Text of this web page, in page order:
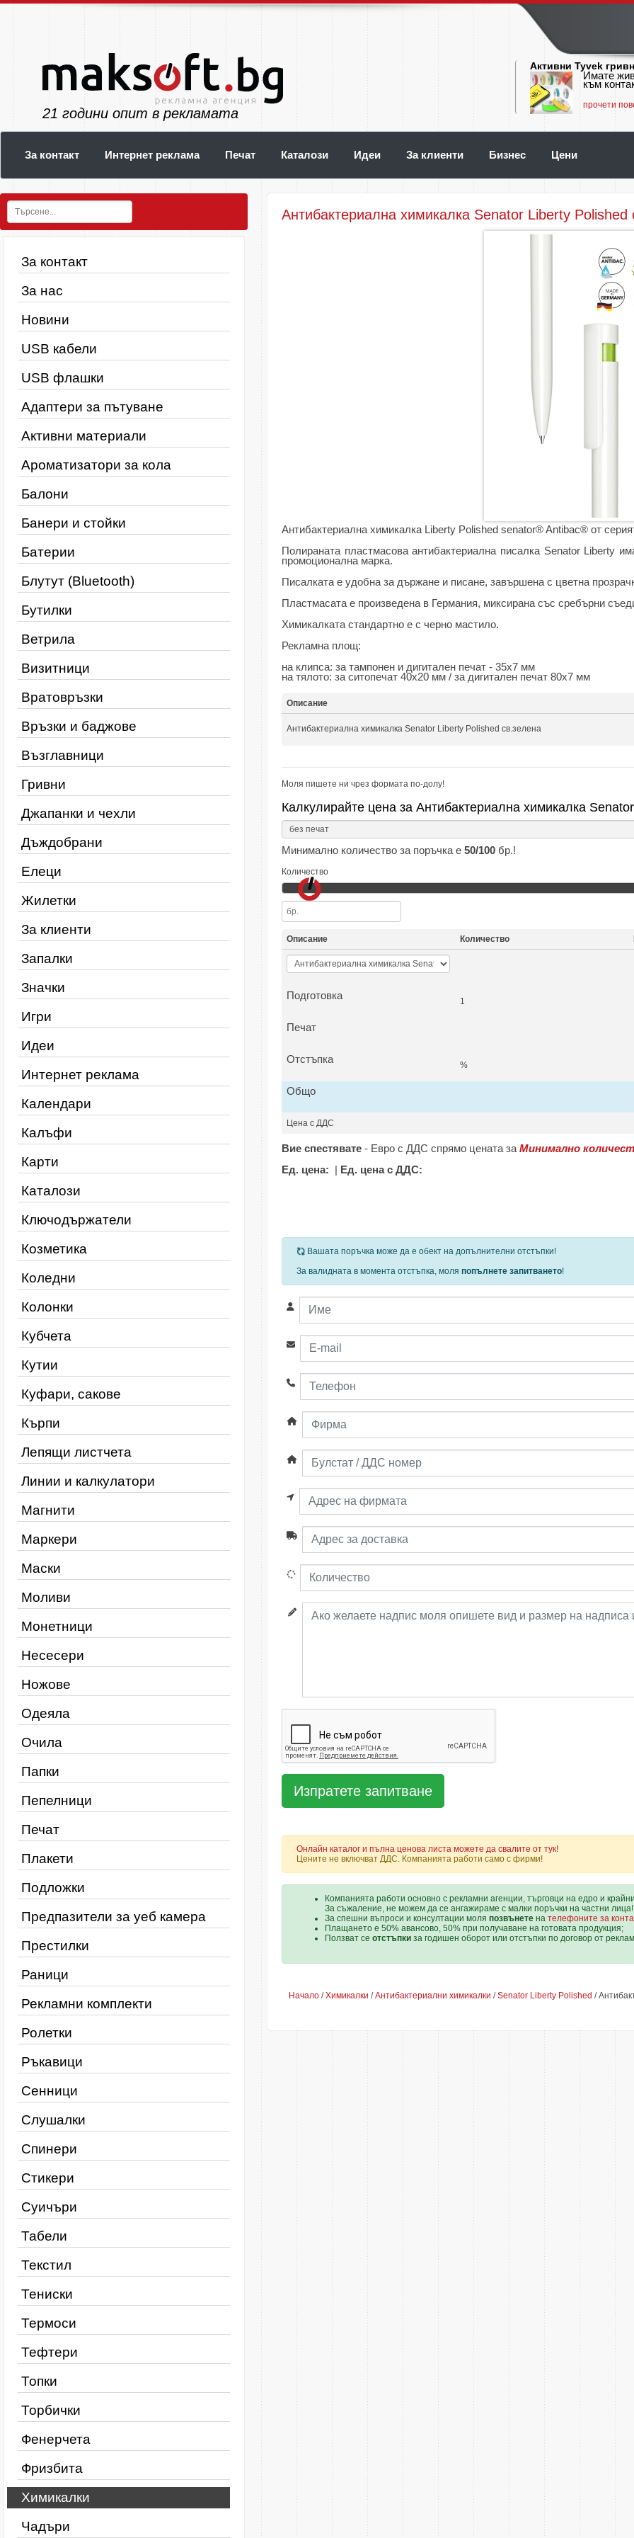
24 години опит в рекламата
Активни Tyvek
Имате
към
прочети
За контакт Интернет реклама Печат Каталози Идеи За клиенти Бизнес Цени
За контакт
За нас
Новини
USB кабели
USB флашки
Адаптери за пътуване
Активни материали
Ароматизатори за кола
Балони
Банери и стойки
Батерии
Блутут (Bluetooth)
Бутилки
Ветрила
Визитници
Вратовръзки
Връзки и баджове
Възглавници
Гривни
Джапанки и чехли
Дъждобрани
Елеци
Жилетки
За клиенти
Запалки
Значки
Игри
Идеи
Интернет реклама
Календари
Калъфи
Карти
Каталози
Ключодържатели
Козметика
Коледни
Колонки
Кубчета
Кутии
Куфари, сакове
Кърпи
Лепящи листчета
Линии и калкулатори
Магнити
Маркери
Маски
Моливи
Монетници
Несесери
Ножове
Одеяла
Очила
Папки
Пепелници
Печат
Плакети
Подложки
Предпазители за уеб камера
Престилки
Раници
Рекламни комплекти
Ролетки
Ръкавици
Сенници
Слушалки
Спинери
Стикери
Суичъри
Табели
Текстил
Тениски
Термоси
Тефтери
Топки
Торбички
Фенерчета
Фризбита
Химикалки
Чадъри
Антибактериална химикалка Senator Liberty Polished
Антибактериална химикалка Liberty Polished senator® Antibac® от
Полираната пластмасова антибактериална писалка Senator Liberty
промоционална марка.
Писалката е удобна за държане и писане, завършена с цветна
Пластмасата е произведена в Германия, миксирана със сребърни
Химикалката стандартно е с черно мастило.
Рекламна площ:
на клипса: за тампонен и дигитален печат - 35х7 мм
на тялото: за ситопечат 40х20 мм / за дигитален печат 80х7 мм
Описание
Антибактериална химикалка Senator Liberty Polished св.зелена
Моля пишете ни чрез формата по-долу!
Калкулирайте цена за Антибактериална химикалка
Минимално количество за поръчка е 50/100 бр.!
Количество
Описание Количество
Подготовка 1
Печат
Отстъпка %
Общо
Цена с ДДС
Вие спестявате - Евро с ДДС спрямо цената за Минимално
Ед. цена: | Ед. цена с ДДС:
За определени продукти и количества се ползват
Вашата поръчка може да е обект на допълнителни отстъпки!
За валидната в момента отстъпка, моля попълнете запитването!
Онлайн каталог и пълна ценова листа можете да свалите от тук!
Цените не включват ДДС. Компанията работи само с фирми!
Компанията работи основно с рекламни агенции, търговци на едро и
За съжаление, не можем да се ангажираме с малки поръчки на частни лица!
За спешни въпроси и консултации моля позвънете на телефоните за
Плащането е 50% авансово, 50% при получаване на готовата продукция;
Ползват се отстъпки за годишен оборот или отстъпки по договор от
Начало /Химикалки /Антибактериални химикалки /Senator Liberty Polished /